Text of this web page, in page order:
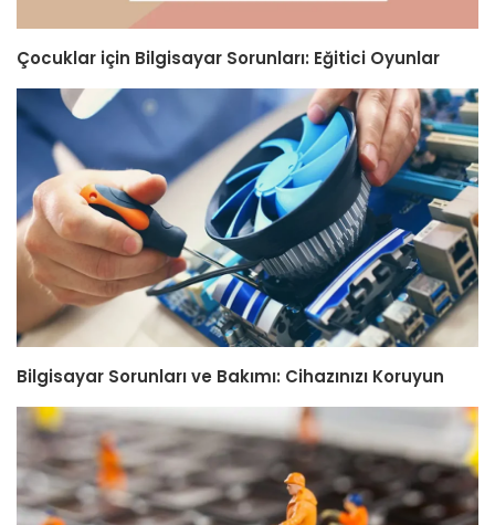
Çocuklar için Bilgisayar Sorunları: Eğitici Oyunlar
Bilgisayar Sorunları ve Bakımı: Cihazınızı Koruyun